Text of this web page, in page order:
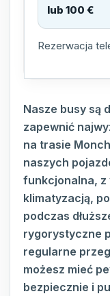
lub 100 €
Rezerwacja
Nasze busy są
zapewnić
na trasie
naszych
funkcjonalna, z
klimatyzacją,
podczas
rygorystyczne
regularne
możesz mieć
bezpiecznie i